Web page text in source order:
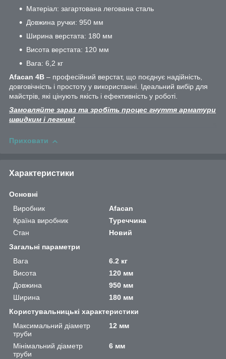
Матеріал: загартована легована сталь
Довжина ручки: 950 мм
Ширина верстата: 180 мм
Висота верстата: 120 мм
Вага: 6,2 кг
Afacan 4В – професійний верстат, що поєднує надійність,
довговічність і простоту у використанні. Ідеальний вибір для
майстрів, які цінують якість і ефективність у роботі.
Замовляйте зараз та зробіть процес гнуття арматури
швидким і легким!
Приховати
Характеристики
Основні
Виробник
Afacan
Країна виробник
Туреччина
Стан
Новий
Загальні параметри
Вага
6.2 кг
Висота
120 мм
Довжина
950 мм
Ширина
180 мм
Користувальницькі характеристики
Максимальний діаметр
труби
12 мм
Мінімальний діаметр
труби
6 мм